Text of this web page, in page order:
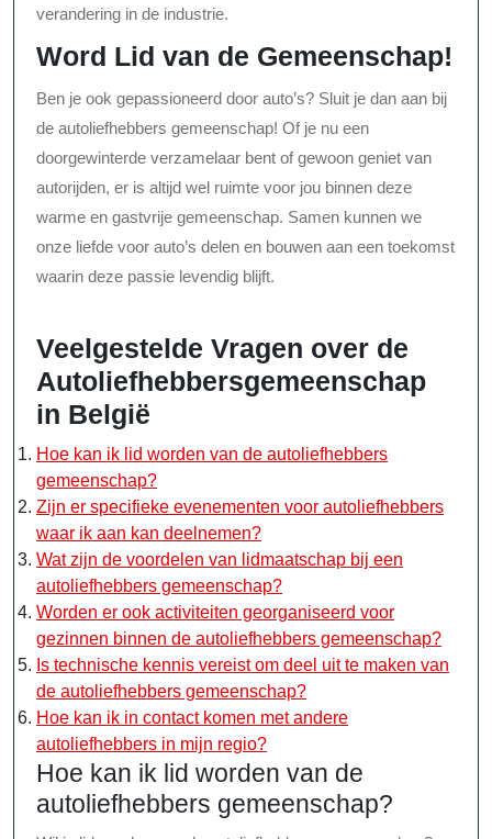
verandering in de industrie.
Word Lid van de Gemeenschap!
Ben je ook gepassioneerd door auto’s? Sluit je dan aan bij
de autoliefhebbers gemeenschap! Of je nu een
doorgewinterde verzamelaar bent of gewoon geniet van
autorijden, er is altijd wel ruimte voor jou binnen deze
warme en gastvrije gemeenschap. Samen kunnen we
onze liefde voor auto’s delen en bouwen aan een toekomst
waarin deze passie levendig blijft.
Veelgestelde Vragen over de
Autoliefhebbersgemeenschap
in België
Hoe kan ik lid worden van de autoliefhebbers
gemeenschap?
Zijn er specifieke evenementen voor autoliefhebbers
waar ik aan kan deelnemen?
Wat zijn de voordelen van lidmaatschap bij een
autoliefhebbers gemeenschap?
Worden er ook activiteiten georganiseerd voor
gezinnen binnen de autoliefhebbers gemeenschap?
Is technische kennis vereist om deel uit te maken van
de autoliefhebbers gemeenschap?
Hoe kan ik in contact komen met andere
autoliefhebbers in mijn regio?
Hoe kan ik lid worden van de
autoliefhebbers gemeenschap?